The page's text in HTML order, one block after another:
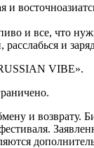
и
и все, что
и
VIBE».
и возврату.